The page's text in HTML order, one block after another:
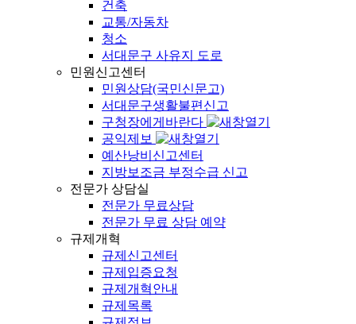
건축
교통/자동차
청소
서대문구 사유지 도로
민원신고센터
민원상담(국민신문고)
서대문구생활불편신고
구청장에게바란다
공익제보
예산낭비신고센터
지방보조금 부정수급 신고
전문가 상담실
전문가 무료상담
전문가 무료 상담 예약
규제개혁
규제신고센터
규제입증요청
규제개혁안내
규제목록